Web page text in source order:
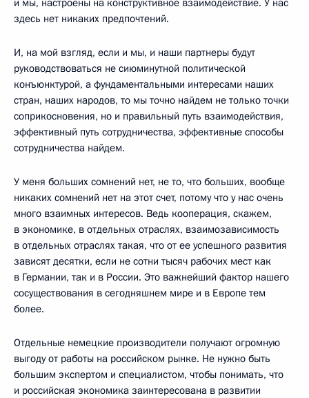
здесь нет никаких предпочтений.
И, на мой взгляд, если и мы, и наши партнеры будут
руководствоваться не сиюминутной политической
конъюнктурой, а фундаментальными интересами наших
стран, наших народов, то мы точно найдем не только точки
соприкосновения, но и правильный путь взаимодействия,
эффективный путь сотрудничества, эффективные способы
сотрудничества найдем.
У меня больших сомнений нет, не то, что больших, вообще
никаких сомнений нет на этот счет, потому что у нас очень
много взаимных интересов. Ведь кооперация, скажем,
в экономике, в отдельных отраслях, взаимозависимость
в отдельных отраслях такая, что от ее успешного развития
зависят десятки, если не сотни тысяч рабочих мест как
в Германии, так и в России. Это важнейший фактор нашего
сосуществования в сегодняшнем мире и в Европе тем
более.
Отдельные немецкие производители получают огромную
выгоду от работы на российском рынке. Не нужно быть
большим экспертом и специалистом, чтобы понимать, что
и российская экономика заинтересована в развитии